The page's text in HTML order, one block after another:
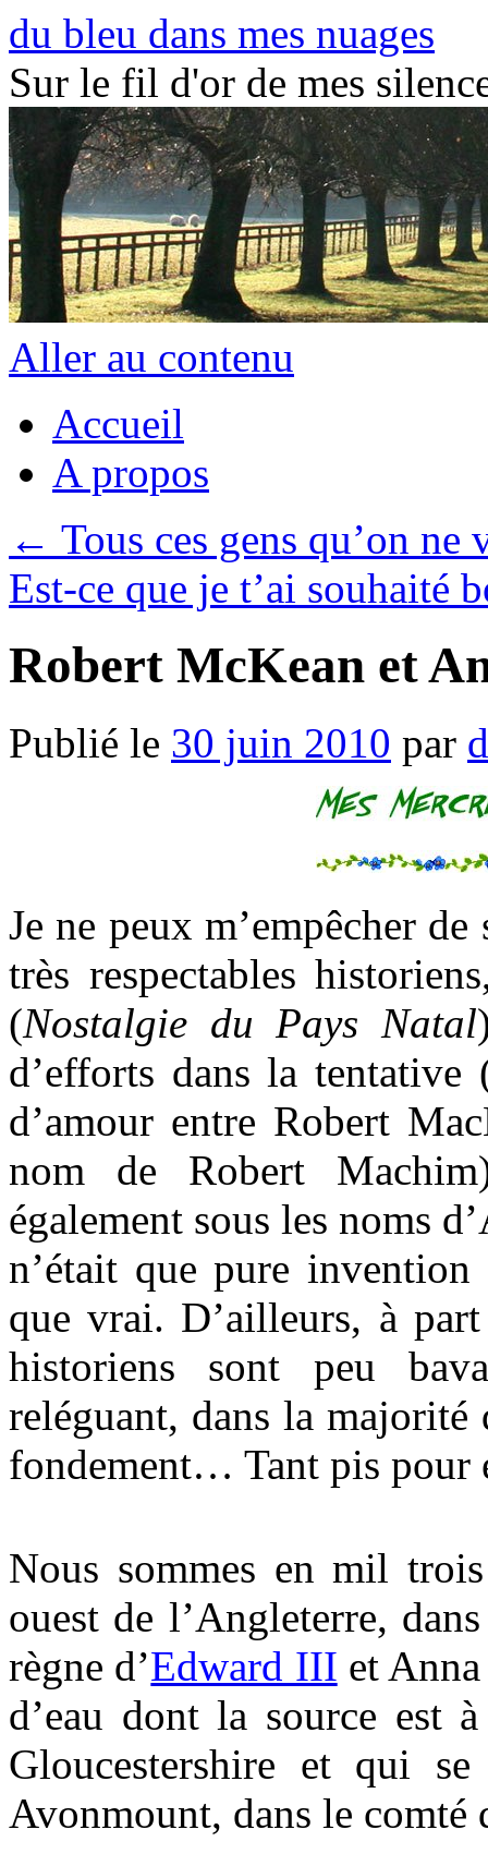
du bleu dans mes nuages
Sur le fil d'or de mes
Aller au contenu
Accueil
A propos
← Tous ces gens qu’on ne
Est-ce que je t’ai souhaité
Robert McKean et
Publié le 30 juin 2010 par
Je ne peux m’empêcher
très respectables
(Nostalgie du Pays Natal
d’efforts dans la
d’amour entre Robert
nom de Robert
également sous les noms
n’était que pure invention
que vrai. D’ailleurs, à
historiens sont peu
reléguant, dans la majorité
fondement… Tant pis pour
Nous sommes en mil
ouest de l’Angleterre,
règne d’Edward III et
d’eau dont la source est
Gloucestershire et qui
Avonmount, dans le comté